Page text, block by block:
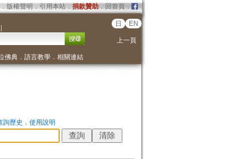
． 版權聲明 ． 引用本站． 捐款贊助．回首頁．
｜
日 EN
上一頁
佛典． 語言教學． 相關連結
詢歷史 ． 使用說明